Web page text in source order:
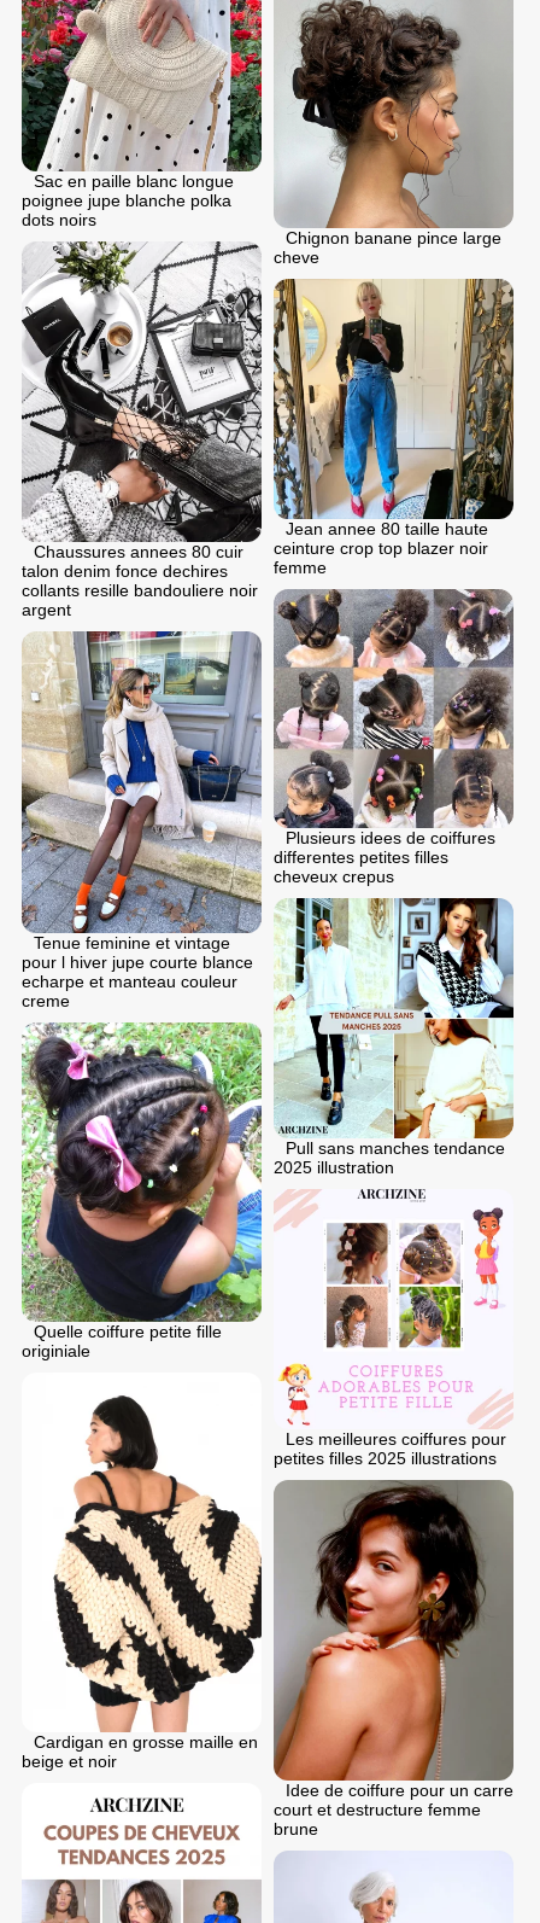
Sac en paille blanc longue
poignee jupe blanche polka
dots noirs
Chignon banane pince large
cheve
Chaussures annees 80 cuir
talon denim fonce dechires
collants resille bandouliere noir
argent
Jean annee 80 taille haute
ceinture crop top blazer noir
femme
Plusieurs idees de coiffures
differentes petites filles
cheveux crepus
Tenue feminine et vintage
pour l hiver jupe courte blance
echarpe et manteau couleur
creme
Pull sans manches tendance
2025 illustration
Quelle coiffure petite fille
originiale
Les meilleures coiffures pour
petites filles 2025 illustrations
Cardigan en grosse maille en
beige et noir
Idee de coiffure pour un carre
court et destructure femme
brune